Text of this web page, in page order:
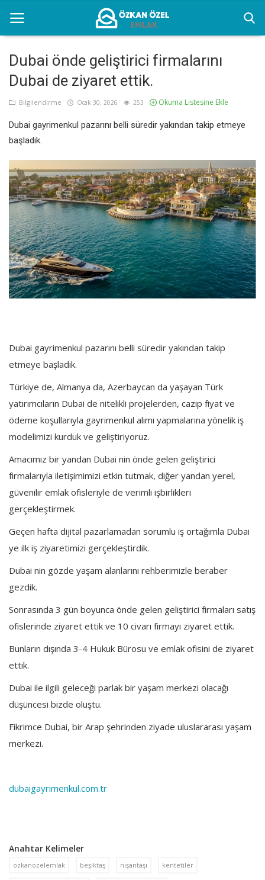
Anasayfa
Bilgilendirme
İletişim
İstanbul Eşyalı Kiralık Yerler
Türkçe
Dubai önde geliştirici firmalarını
Dubai de ziyaret ettik.
Bilgilendirme Ocak 30, 2026 253 Okuma Listesine Ekle
Dubai gayrimenkul pazarını belli süredir yakından takip etmeye
başladık.
Dubai gayrimenkul pazarını belli süredir yakından takip
etmeye başladık.
Türkiye de, Almanya da, Azerbaycan da yaşayan Türk
yatırımcıların Dubai de nitelikli projelerden, cazip fiyat ve
ödeme koşullarıyla gayrimenkul alımı yapmalarına yönelik iş
modelimizi kurduk ve geliştiriyoruz.
Amacımız bir yandan Dubai nin önde gelen geliştirici
firmalarıyla iletişimimizi etkin tutmak, diğer yandan yerel,
güvenilir emlak ofisleriyle de verimli işbirlikleri
gerçekleştirmek.
Geçen hafta dijital pazarlamadan sorumlu iş ortağımla Dubai
ye ilk iş ziyaretimizi gerçekleştirdik.
Dubai nin gözde yaşam alanlarını rehberimizle beraber
gezdik.
Sonrasında 3 gün boyunca önde gelen geliştirici firmaları satış
ofislerinde ziyaret ettik ve 10 civarı firmayı ziyaret ettik.
Bunların dışında 3-4 Hukuk Bürosu ve emlak ofisini de ziyaret
ettik.
Dubai ile ilgili geleceği parlak bir yaşam merkezi olacağı
düşüncesi bizde oluştu.
Fikrimce Dubai, bir Arap şehrinden ziyade uluslararası yaşam
merkezi.
dubaigayrimenkul.com.tr
Anahtar Kelimeler
ozkanozelemlak beşiktaş nişantaşı kentetiler